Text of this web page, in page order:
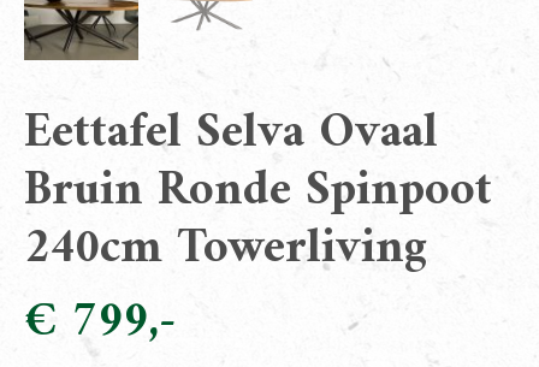
Eettafel Selva Ovaal
Bruin Ronde Spinpoot
240cm Towerliving
€ 799